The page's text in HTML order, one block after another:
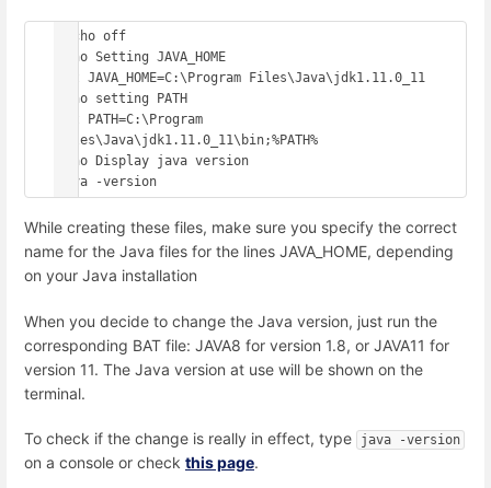
@echo off
echo Setting JAVA_HOME
set JAVA_HOME=C:\Program Files\Java\jdk1.11.0_11
echo setting PATH
set PATH=C:\Program
Files\Java\jdk1.11.0_11\bin;%PATH%
echo Display java version
java -version
While creating these files, make sure you specify the correct
name for the Java files for the lines JAVA_HOME, depending
on your Java installation
When you decide to change the Java version, just run the
corresponding BAT file: JAVA8 for version 1.8, or JAVA11 for
version 11. The Java version at use will be shown on the
terminal.
To check if the change is really in effect, type java -version
on a console or check this page.